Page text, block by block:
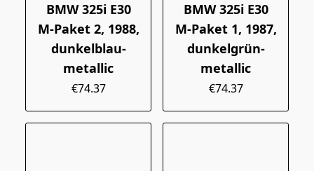
BMW 325i E30
M-Paket 2, 1988,
dunkelblau-
metallic
€74.37
BMW 325i E30
M-Paket 1, 1987,
dunkelgrün-
metallic
€74.37